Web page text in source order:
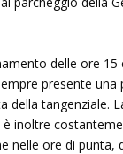
delle ore
presente una
della tangenziale.
inoltre
nelle ore di punta,